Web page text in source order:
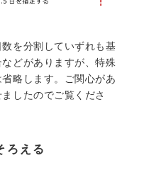
を分割していずれも基
どがありますが、特殊
略します。ご関心があ
したのでご覧くださ
ろえる